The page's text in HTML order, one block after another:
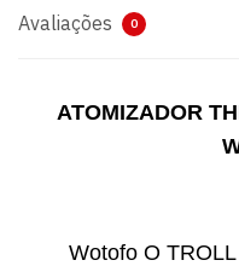
Avaliações 0
ATOMIZADOR
Wotofo O